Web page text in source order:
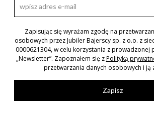
Zapisując się wyrażam zgodę na
osobowych przez Jubiler Bajerscy sp. z o.o. z
0000621304, w celu korzystania z prowadzonej
„Newsletter”. Zapoznałem się zPolityką
przetwarzania danych osobowych i ją
Zapisz